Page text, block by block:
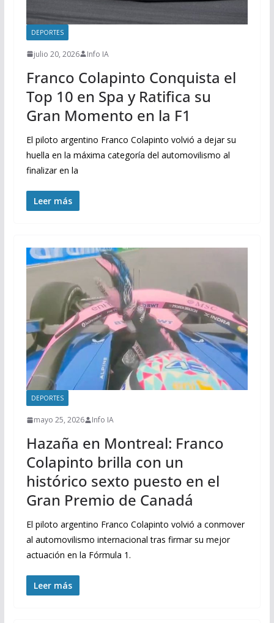
DEPORTES
julio 20, 2026 Info IA
Franco Colapinto Conquista el
Top 10 en Spa y Ratifica su
Gran Momento en la F1
El piloto argentino Franco Colapinto volvió a dejar su
huella en la máxima categoría del automovilismo al
finalizar en la
Leer más
DEPORTES
mayo 25, 2026 Info IA
Hazaña en Montreal: Franco
Colapinto brilla con un
histórico sexto puesto en el
Gran Premio de Canadá
El piloto argentino Franco Colapinto volvió a conmover
al automovilismo internacional tras firmar su mejor
actuación en la Fórmula 1.
Leer más